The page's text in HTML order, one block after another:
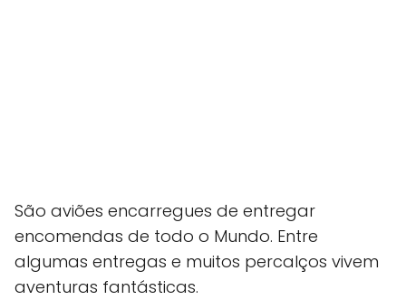
São aviões encarregues de entregar
encomendas de todo o Mundo. Entre
algumas entregas e muitos percalços vivem
aventuras fantásticas.